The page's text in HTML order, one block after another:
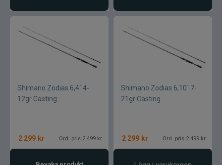
Shimano Zodias 6,4´ 4-
12gr Casting
2 299 kr Ord. pris 2 499 kr
Shimano Zodias 6,10´ 7-
21gr Casting
2 299 kr Ord. pris 2 499 kr